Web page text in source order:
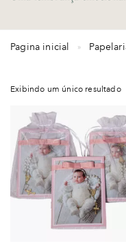
Pagina inicial »
Exibindo um único resultado